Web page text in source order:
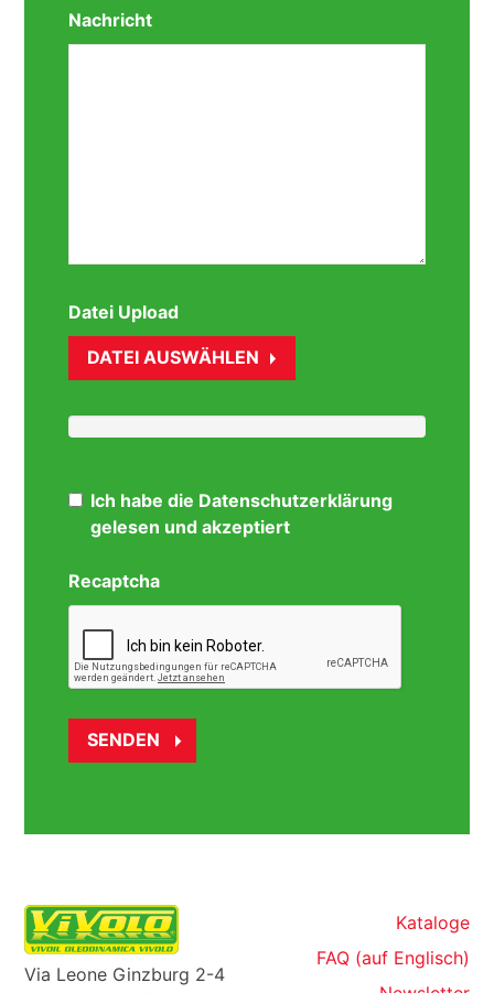
Nachricht
Datei Upload
DATEI AUSWÄHLEN
Ich habe die Datenschutzerklärung
gelesen und akzeptiert
Recaptcha
Via Leone Ginzburg 2-4
Kataloge
FAQ (auf Englisch)